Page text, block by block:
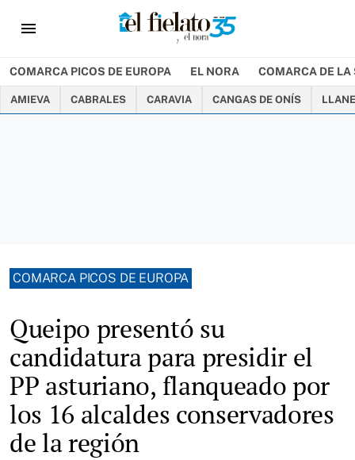
menu
COMARCA PICOS DE EUROPA EL NORA COMARCA DE LA
AMIEVA CABRALES CARAVIA CANGAS DE ONÍS
COMARCA PICOS DE EUROPA
Queipo presentó su
candidatura para presidir el
PP asturiano, flanqueado por
los 16 alcaldes conservadores
de la región